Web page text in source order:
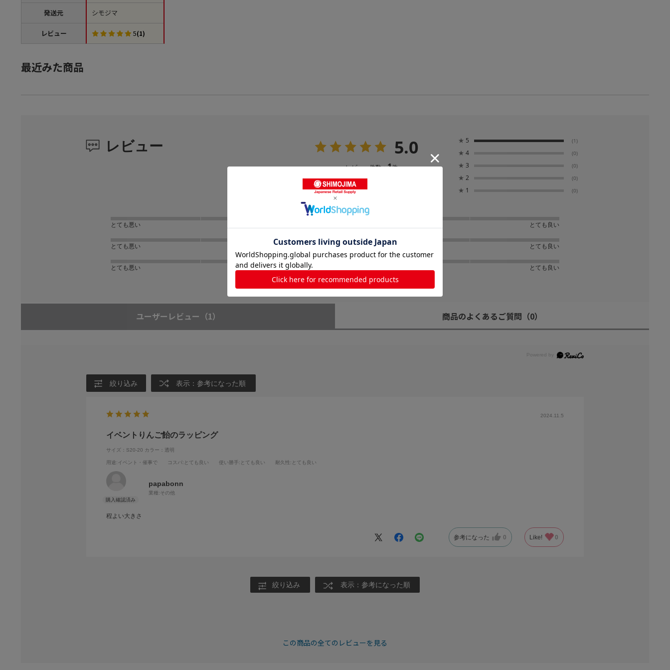
発送元
レビュー
シモジマ
5(1)
最近みた商品
レビュー 5.0
レビュー件数：1件
★ 5 (1)
★ 4 (0)
★ 3 (0)
★ 2 (0)
★ 1 (0)
コスパ
とても悪い
とても良い
とても悪い
とても良い
耐久性
とても悪い
とても良い
ユーザーレビュー （1） 商品のよくあるご質問 （0）
絞り込み 表示：参考になった順
2024.11.5
イベントりんご飴のラッピング
サイズ：S20-20 カラー：透明
用途:イベント・催事で コスパ:とても良い 使い勝手 :とても良い 耐久性:とても良い
papabonn
業種: その他
程よい大きさ
参考になった 0 Like! 0
絞り込み 表示：参考になった順
この商品の全てのレビューを見る